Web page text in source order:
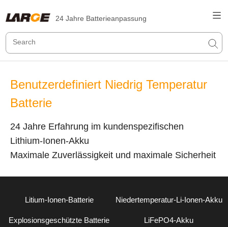
24 Jahre Batterieanpassung
Benutzerdefiniert Niedrig Temperatur
Batterie
24 Jahre Erfahrung im kundenspezifischen
Lithium-Ionen-Akku
Maximale Zuverlässigkeit und maximale Sicherheit
Litium-Ionen-Batterie Niedertemperatur-Li-Ionen-Akku
Explosionsgeschützte Batterie LiFePO4-Akku